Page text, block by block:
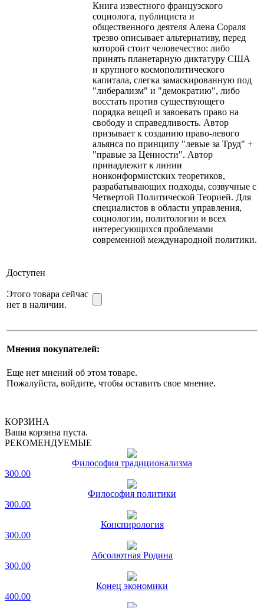
Книга известного французского
социолога, публициста и
общественного деятеля Алена Сораля
трезво описывает альтернативу, перед
которой стоит человечество: либо
принять планетарную диктатуру США
и крупного космополитического
капитала, слегка замаскированную под
"либерализм" и "демократию", либо
восстать против существующего
порядка вещей и завоевать право на
свободу и справедливость. Автор
призывает к созданию право-левого
альянса по принципу "левые за Труд" +
"правые за Ценности". Автор
принадлежит к линии
нонконформистских теоретиков,
разрабатывающих подходы, созвучные с
Четвертой Политической Теорией. Для
специалистов в области управления,
социологии, политологии и всех
интересующихся проблемами
современной международной политики.
Доступен
Этого товара сейчас
нет в наличии.
Мнения покупателей:
Еще нет мнений об этом товаре.
Пожалуйста, войдите, чтобы оставить свое мнение.
КОРЗИНА
Ваша корзина пуста.
РЕКОМЕНДУЕМЫЕ
Философия традиционализма
300.00
Философия политики
300.00
Конспирология
300.00
Абсолютная Родина
300.00
Конец экономики
400.00